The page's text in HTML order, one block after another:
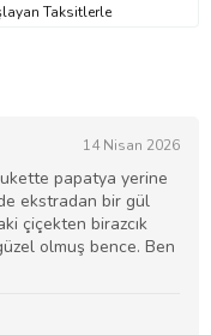
Taksitlerle
14 Nisan 2026
papatya yerine
ekstradan bir gül
çiçekten birazcık
olmuş bence. Ben